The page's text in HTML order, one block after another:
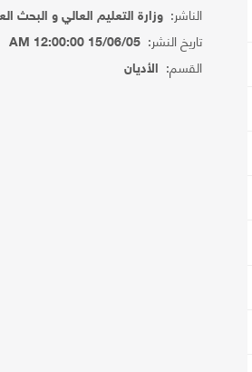
الناشر: وزارة التعليم العالي و البحث
تاريخ النشر: 15/06/05 12:00:00 AM
القسم: الأديان